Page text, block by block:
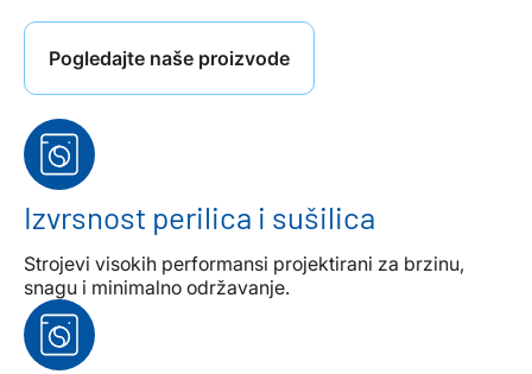
Pogledajte naše proizvode
Izvrsnost perilica i sušilica
Strojevi visokih performansi projektirani za brzinu,
snagu i minimalno održavanje.